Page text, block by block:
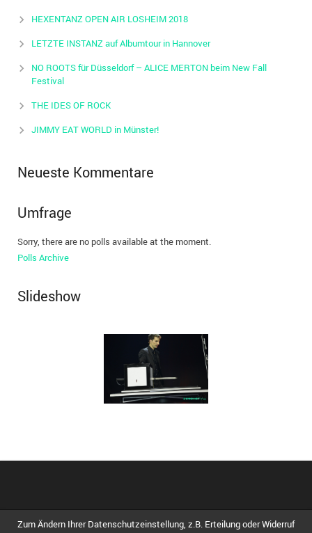
HEXENTANZ OPEN AIR LOSHEIM 2018
LETZTE INSTANZ auf Albumtour in Hannover
NO ROOTS für Düsseldorf – ALICE MERTON beim New Fall
Festival
THE IDES OF ROCK
JIMMY EAT WORLD in Münster!
Neueste Kommentare
Umfrage
Sorry, there are no polls available at the moment.
Polls Archive
Slideshow
Zum Ändern Ihrer Datenschutzeinstellung, z.B. Erteilung oder Widerruf